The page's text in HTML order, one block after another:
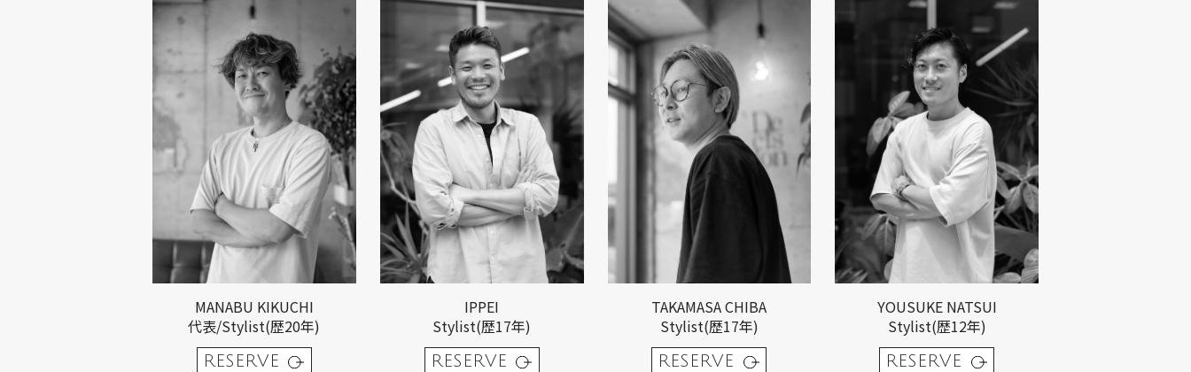
MANABU KIKUCHI
代表/Stylist(歴20年)
RESERVE
IPPEI
Stylist(歴17年)
RESERVE
TAKAMASA CHIBA
Stylist(歴17年)
RESERVE
YOUSUKE NATSUI
Stylist(歴12年)
RESERVE